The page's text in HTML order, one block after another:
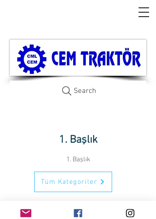
Search
1. Başlık
1. Başlık
Tüm Kategoriler